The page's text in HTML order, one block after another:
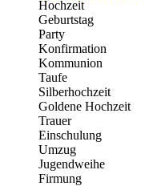
Hochzeit
Geburtstag
Party
Konfirmation
Kommunion
Taufe
Silberhochzeit
Goldene Hochzeit
Trauer
Einschulung
Umzug
Jugendweihe
Firmung